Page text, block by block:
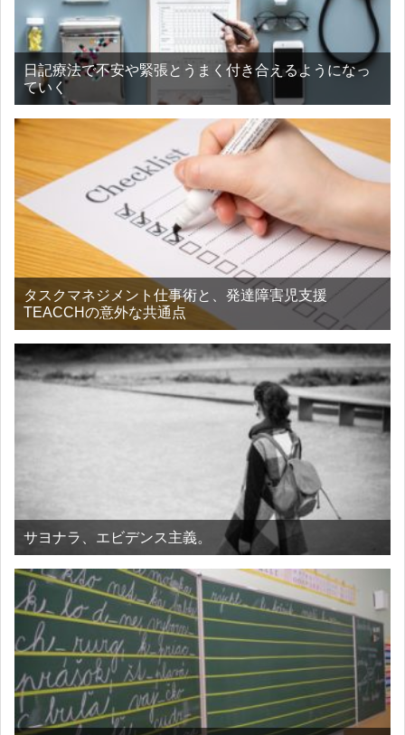
日記療法で不安や緊張とうまく付き合えるようになっ
ていく
タスクマネジメント仕事術と、発達障害児支援
TEACCHの意外な共通点
サヨナラ、エビデンス主義。